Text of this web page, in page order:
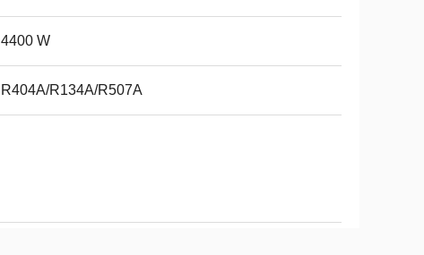
4400 W
R404A/R134A/R507A